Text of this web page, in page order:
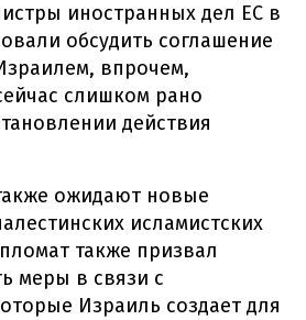
иностранных дел ЕС в
обсудить соглашение
впрочем,
слишком рано
действия
ожидают новые
исламистских
также призвал
меры в связи с
Израиль создает для